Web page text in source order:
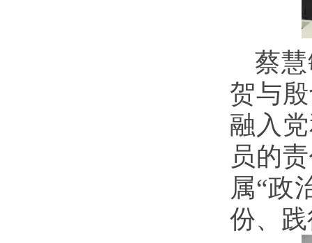
蔡
贺与
融入
员的
属“政
份、